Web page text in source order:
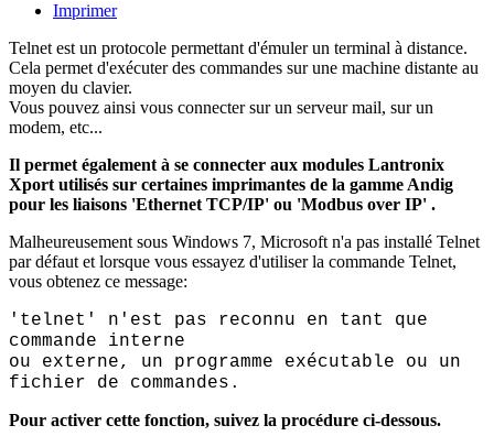
Imprimer
Telnet est un protocole permettant d'émuler un terminal à distance.
Cela permet d'exécuter des commandes sur une machine distante au
moyen du clavier.
Vous pouvez ainsi vous connecter sur un serveur mail, sur un
modem, etc...
Il permet également à se connecter aux modules Lantronix
Xport utilisés sur certaines imprimantes de la gamme Andig
pour les liaisons 'Ethernet TCP/IP' ou 'Modbus over IP' .
Malheureusement sous Windows 7, Microsoft n'a pas installé Telnet
par défaut et lorsque vous essayez d'utiliser la commande Telnet,
vous obtenez ce message:
'telnet' n'est pas reconnu en tant que
commande interne
ou externe, un programme exécutable ou un
fichier de commandes.
Pour activer cette fonction, suivez la procédure ci-dessous.